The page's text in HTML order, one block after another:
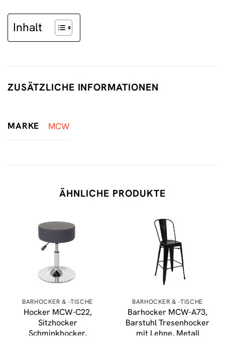
Inhalt
ZUSÄTZLICHE INFORMATIONEN
MARKE MCW
ÄHNLICHE PRODUKTE
BARHOCKER & -TISCHE
Hocker MCW-C22,
Sitzhocker
Schminkhocker,
BARHOCKER & -TISCHE
Barhocker MCW-A73,
Barstuhl Tresenhocker
mit Lehne, Metall